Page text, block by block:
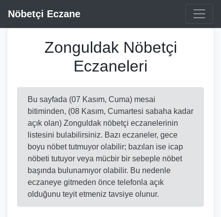
Nöbetçi Eczane
Zonguldak Nöbetçi
Eczaneleri
Bu sayfada (07 Kasım, Cuma) mesai
bitiminden, (08 Kasım, Cumartesi sabaha kadar
açık olan) Zonguldak nöbetçi eczanelerinin
listesini bulabilirsiniz. Bazı eczaneler, gece
boyu nöbet tutmuyor olabilir; bazıları ise icap
nöbeti tutuyor veya mücbir bir sebeple nöbet
başında bulunamıyor olabilir. Bu nedenle
eczaneye gitmeden önce telefonla açık
olduğunu teyit etmeniz tavsiye olunur.